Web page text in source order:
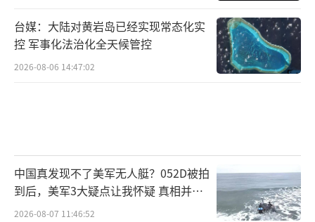
台媒：大陆对黄岩岛已经实现常态化实
控 军事化法治化全天候管控
2026-08-06 14:47:02
中国真发现不了美军无人艇？052D被拍
到后，美军3大疑点让我怀疑 真相并非
如此
2026-08-07 11:46:52